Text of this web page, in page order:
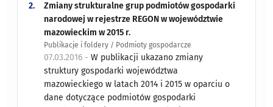
2.
Zmiany strukturalne grup podmiotów gospodarki
narodowej w rejestrze REGON w województwie
mazowieckim w 2015 r.
Publikacje i foldery / Podmioty gospodarcze
07.03.2016 -W publikacji ukazano zmiany
struktury gospodarki województwa
mazowieckiego w latach 2014 i 2015 w oparciu o
dane dotyczące podmiotów gospodarki